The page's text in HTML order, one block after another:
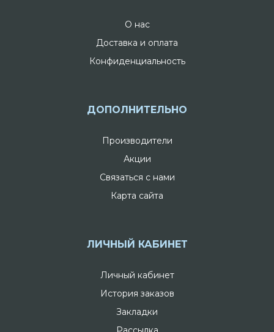
О нас
Доставка и оплата
Конфиденциальность
ДОПОЛНИТЕЛЬНО
Производители
Акции
Связаться с нами
Карта сайта
ЛИЧНЫЙ КАБИНЕТ
Личный кабинет
История заказов
Закладки